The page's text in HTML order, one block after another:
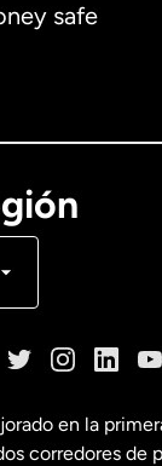
safe
Français
en la
corredores de